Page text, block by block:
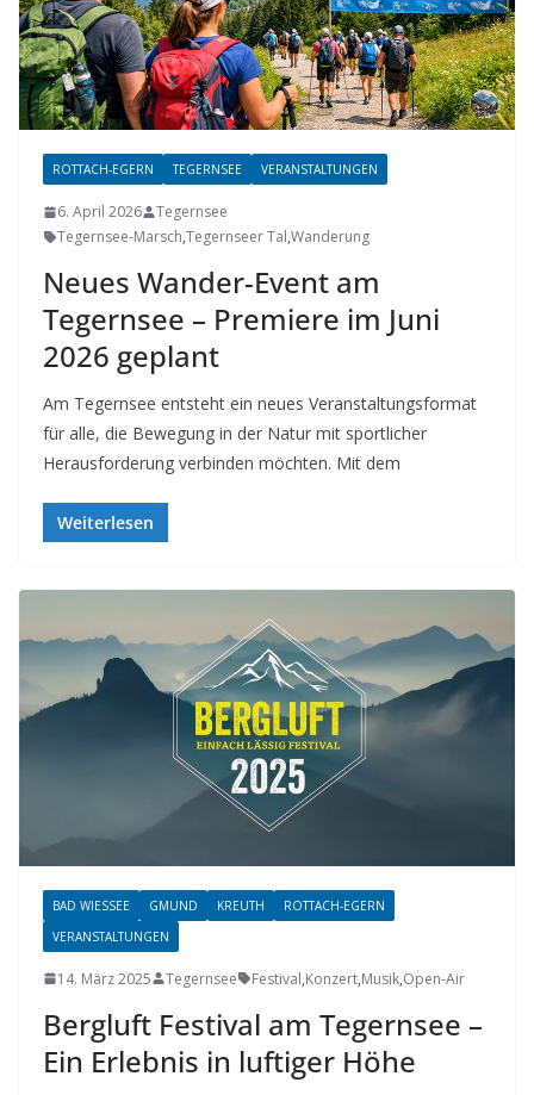
ROTTACH-EGERN TEGERNSEE VERANSTALTUNGEN
6. April 2026
Tegernsee
Tegernsee-Marsch,Tegernseer Tal,Wanderung
Neues Wander-Event am
Tegernsee – Premiere im Juni
2026 geplant
Am Tegernsee entsteht ein neues Veranstaltungsformat
für alle, die Bewegung in der Natur mit sportlicher
Herausforderung verbinden möchten. Mit dem
Weiterlesen
BAD WIESSEE GMUND KREUTH
ROTTACH-EGERN
VERANSTALTUNGEN
14. März 2025 Tegernsee Festival,Konzert,Musik,Open-Air
Bergluft Festival am Tegernsee –
Ein Erlebnis in luftiger Höhe